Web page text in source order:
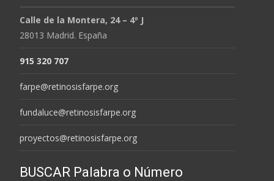
Calle de la Montera, 24 – 4º J
28013 Madrid. España
915 320 707
farpe@retinosisfarpe.org
fundaluce@retinosisfarpe.org
proyectos@retinosisfarpe.org
BUSCAR Palabra o Número